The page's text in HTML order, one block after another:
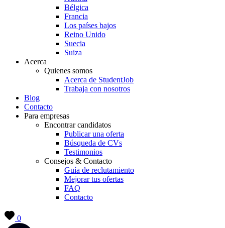
Bélgica
Francia
Los países bajos
Reino Unido
Suecia
Suiza
Acerca
Quienes somos
Acerca de StudentJob
Trabaja con nosotros
Blog
Contacto
Para empresas
Encontrar candidatos
Publicar una oferta
Búsqueda de CVs
Testimonios
Consejos & Contacto
Guía de reclutamiento
Mejorar tus ofertas
FAQ
Contacto
0